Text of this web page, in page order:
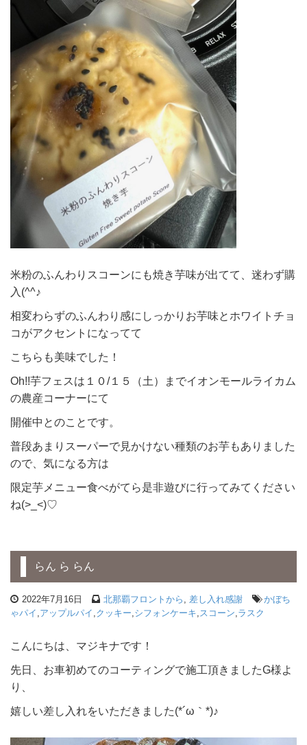
米粉のふんわりスコーンにも焼き芋味が出てて、迷わず購
入(^^♪
相変わらずのふんわり感にしっかりお芋味とホワイトチョ
コがアクセントになってて
こちらも美味でした！
Oh!!芋フェスは１０/１５（土）までイオンモールライカム
の農産コーナーにて
開催中とのことです。
普段あまりスーパーで見かけない種類のお芋もありました
ので、気になる方は
限定芋メニュー食べがてら是非遊びに行ってみてください
ね(>_<)♡
らん ら らん
2022年7月16日 北那覇フロントから 差し入れ感謝
かぼち
ゃパイ アップルパイ クッキー シフォンケーキ スコーン ラスク
こんにちは、マジキナです！
先日、お車初めてのコーティングで施工頂きましたG様よ
り、
嬉しい差し入れをいただきました(*´ω｀*)♪